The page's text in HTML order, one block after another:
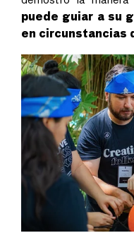
puede guiar a su
en circunstancias